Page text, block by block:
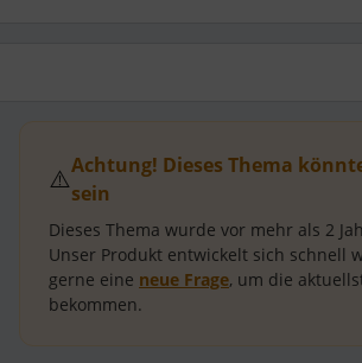
⚠️Achtung! Dieses Thema
sein
Dieses Thema wurde vor mehr als 2
Unser Produkt entwickelt sich schnell
gerne eine neue Frage, um die
bekommen.